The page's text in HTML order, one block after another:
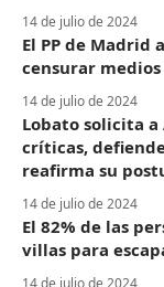
14 de julio de 2024
El PP de Madrid
censurar
14 de julio de 2024
Lobato solicita
críticas,
reafirma su
14 de julio de 2024
El 82% de las
villas para
14 de julio de 2024